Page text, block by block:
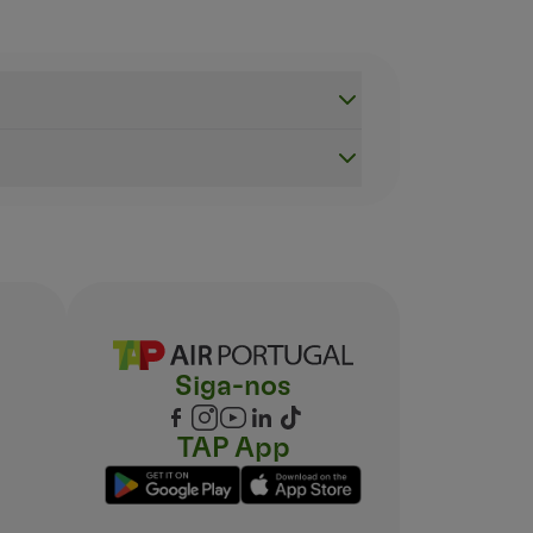
para circular nos corredores estreitos, de forma
de controlo de fronteira, recolha de bagagem e
778-4838 (idioma) ou 1-800-455-9880 (TTY);
(TTY);
382 ACAA (PDF, 0.2 MB, EN);
Ave., SE., West Building, Room W96-432; Washington,
Siga-nos
TAP App